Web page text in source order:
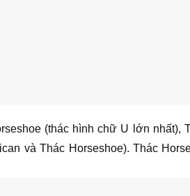
(thác hình chữ U lớn nhất),
và Thác Horseshoe). Thác